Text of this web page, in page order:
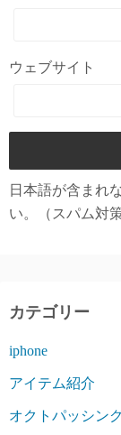
ウェブサイト
日本語が含まれ
い。（スパム対策
カテゴリー
iphone
アイテム紹介
オクトパッシン